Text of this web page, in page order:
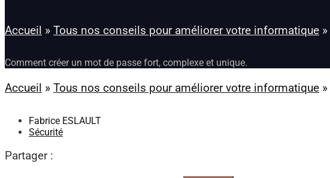
Accueil » Tous nos conseils pour améliorer votre informatique »
Comment créer un mot de passe fort, complexe et unique.
Accueil » Tous nos conseils pour améliorer votre informatique »
Fabrice ESLAULT
Sécurité
Partager :